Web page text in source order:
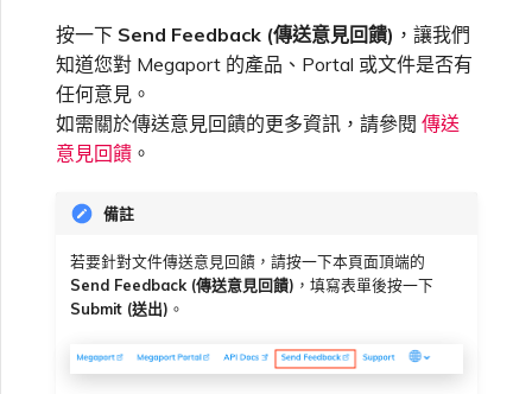
按一下 Send Feedback (傳送意見回饋) ，讓我們
知道您對 Megaport 的產品、Portal 或文件是否有
任何意見。
如需關於傳送意見回饋的更多資訊，請參閱 傳送
意見回饋 。
備註
若要針對文件傳送意見回饋，請按一下本頁面頂端的
Send Feedback (傳送意見回饋) ，填寫表單後按一下
Submit (送出) 。